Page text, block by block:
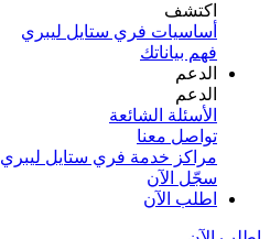
اكتشف​
أساسيات فري ستايل ليبري
فهم بياناتك
الدعم
الدعم
الأسئلة الشائعة
تواصل معنا
مراكز خدمة فري ستايل ليبري
سجّل الآن​
اطلب الآن